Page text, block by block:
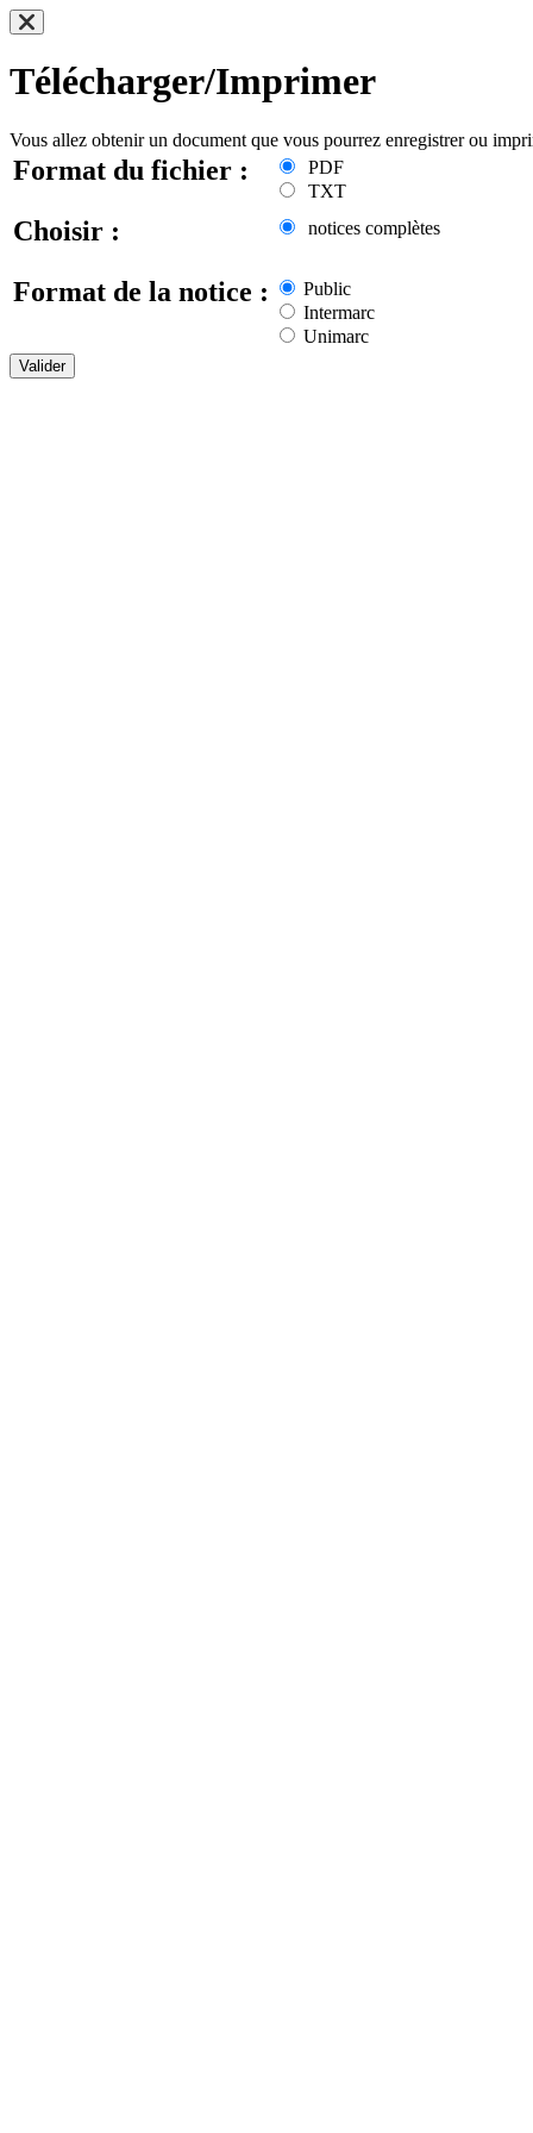
Télécharger/Imprimer
Vous allez obtenir un document que vous pourrez enregistrer ou
Format du fichier :
PDF
TXT
Choisir : notices complètes
Format de la notice :
Public
Intermarc
Unimarc